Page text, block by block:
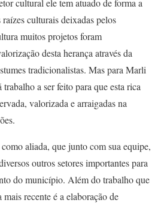
cultural ele tem atuado de forma a
culturais deixadas pelos
muitos projetos foram
desta herança através da
tradicionalistas. Mas para Marli
trabalho a ser feito para que esta rica
valorizada e arraigadas na
aliada, que junto com sua equipe,
outros setores importantes para
do município. Além do trabalho que
recente é a elaboração de